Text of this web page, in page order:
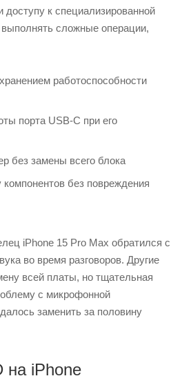
доступу к специализированной
сложные операции,
работоспособности
порта USB-C при его
без замены всего блока
без повреждения
iPhone 15 Pro Max обратился с
во время разговоров. Другие
всей платы, но тщательная
с микрофонной
заменить за половину
на iPhone